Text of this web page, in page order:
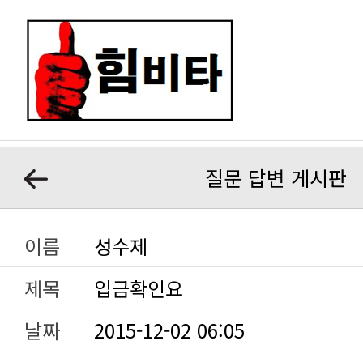
질문 답변 게시판
이름
성수제
제목
입금확인요
날짜
2015-12-02 06:05